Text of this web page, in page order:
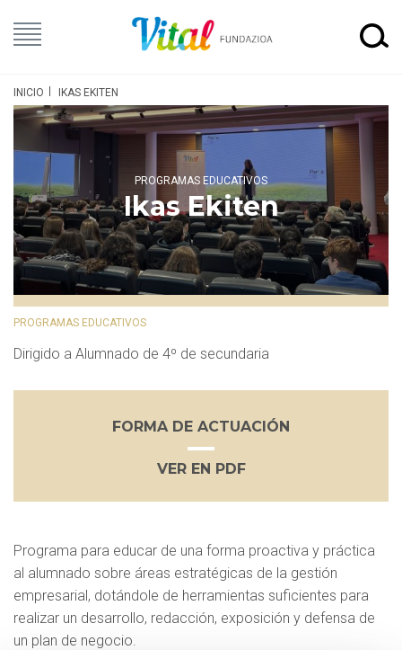
INICIO IKAS EKITEN
Ikas Ekiten
PROGRAMAS EDUCATIVOS
PROGRAMAS EDUCATIVOS
Dirigido a Alumnado de 4º de secundaria
FORMA DE ACTUACIÓN
VER EN PDF
Programa para educar de una forma proactiva y práctica
al alumnado sobre áreas estratégicas de la gestión
empresarial, dotándole de herramientas suficientes para
realizar un desarrollo, redacción, exposición y defensa de
un plan de negocio.